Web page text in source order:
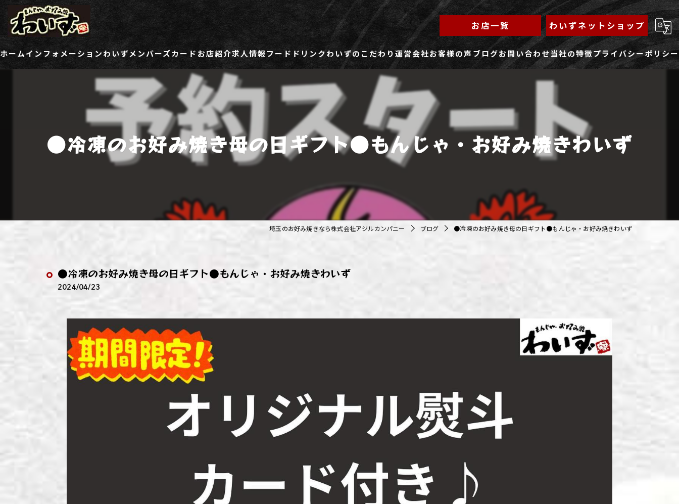
お店一覧 わいずネットショップ
ホームインフォメーションわいずメンバーズカード
ご登録情報変更フォーム
お店紹介
わいず所沢店
わいずふじみ野店
わいず熊谷店
わいず春日部店
わいず東川口店
わいず桶川店
わいず松戸店
求人情報
社員用求人ページ
パート・アルバイト用求人ページ
フード ドリンクわいずのこだわり運営会社お客様の声 ブログお問い合わせ当社の特徴
ランチ
焼きそば
プライバシーポリシー
●冷凍のお好み焼き母の日ギフト●もんじゃ・お好み焼きわいず
埼玉のお好み焼きなら株式会社アジルカンパニー ブログ ●冷凍のお好み焼き母の日ギフト●もんじゃ・お好み焼きわいず
●冷凍のお好み焼き母の日ギフト●もんじゃ・お好み焼きわいず
2024/04/23